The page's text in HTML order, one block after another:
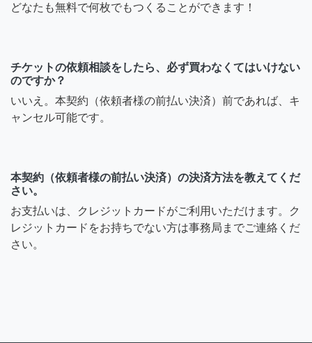
どなたも無料で何枚でもつくることができます！
チケットの依頼相談をしたら、必ず買わなくてはいけない
のですか？
いいえ。本契約（依頼者様の前払い決済）前であれば、キ
ャンセル可能です。
本契約（依頼者様の前払い決済）の決済方法を教えてくだ
さい。
お支払いは、クレジットカードがご利用いただけます。ク
レジットカードをお持ちでない方は事務局までご連絡くだ
さい。